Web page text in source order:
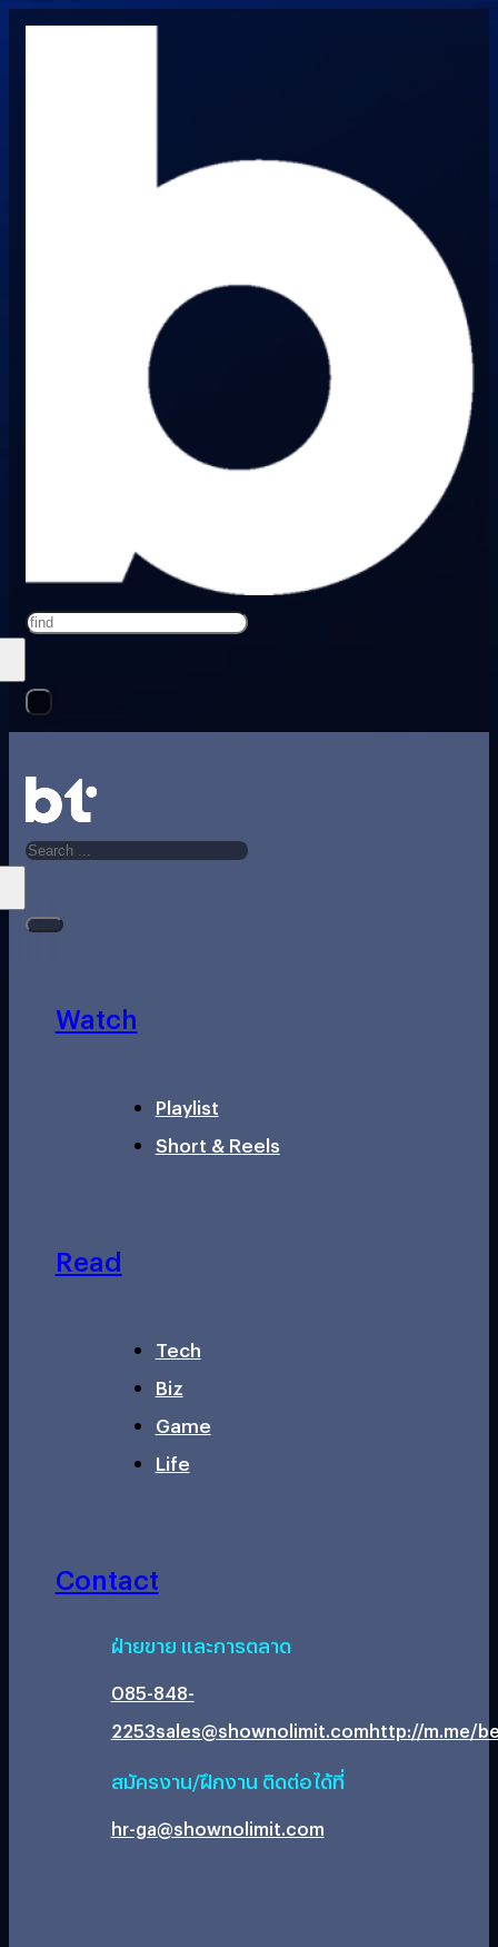
Search
Search
Watch
Playlist
Short & Reels
Read
Tech
Biz
Game
Life
Contact
ฝ่ายขาย และการตลาด
085-848-
2253sales@shownolimit.comhttp://m.me/
สมัครงาน/ฝึกงาน ติดต่อได้ที่
hr-ga@shownolimit.com